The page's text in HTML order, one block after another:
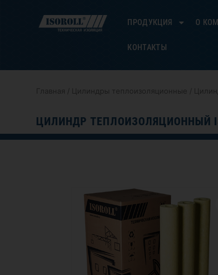
ПРОДУКЦИЯ О
КОНТАКТЫ
Главная / Цилиндры теплоизоляционные /
ЦИЛИНДР ТЕПЛОИЗОЛЯЦИОННЫЙ